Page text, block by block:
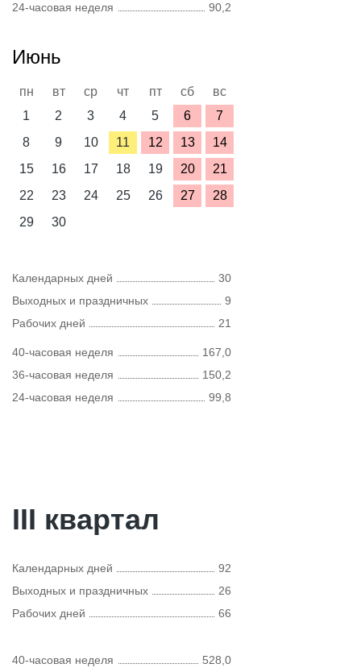
24-часовая неделя
90,2
Июнь
пн вт ср чт пт сб
вс
1
2 3 4 5 6
7
8
9 10 11 12 13
14
15
16 17 18 19 20
21
22
23 24 25 26 27
28
29
30
Календарных дней
30
Выходных и праздничных
9
Рабочих дней
21
40-часовая неделя
167,0
36-часовая неделя
150,2
24-часовая неделя
99,8
III квартал
Календарных дней
92
Выходных и праздничных
26
Рабочих дней
66
40-часовая неделя 528,0